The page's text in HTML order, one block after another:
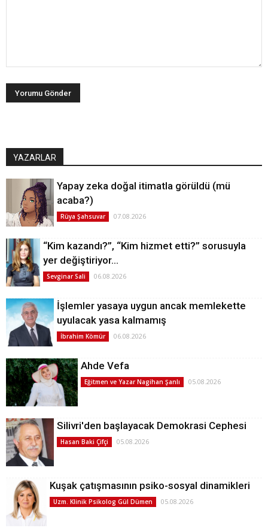
YAZARLAR
Yapay zeka doğal itimatla görüldü (mü
acaba?)
Rüya Şahsuvar 07.08.2026
“Kim kazandı?”, “Kim hizmet etti?” sorusuyla
yer değiştiriyor…
Sevginar Sali 06.08.2026
İşlemler yasaya uygun ancak memlekette
uyulacak yasa kalmamış
İbrahim Kömür 06.08.2026
Ahde Vefa
Eğitmen ve Yazar Nagihan Şanlı 05.08.2026
Silivri'den başlayacak Demokrasi Cephesi
Hasan Baki Çifçi 05.08.2026
Kuşak çatışmasının psiko-sosyal dinamikleri
Uzm. Klinik Psikolog Gül Dümen 05.08.2026